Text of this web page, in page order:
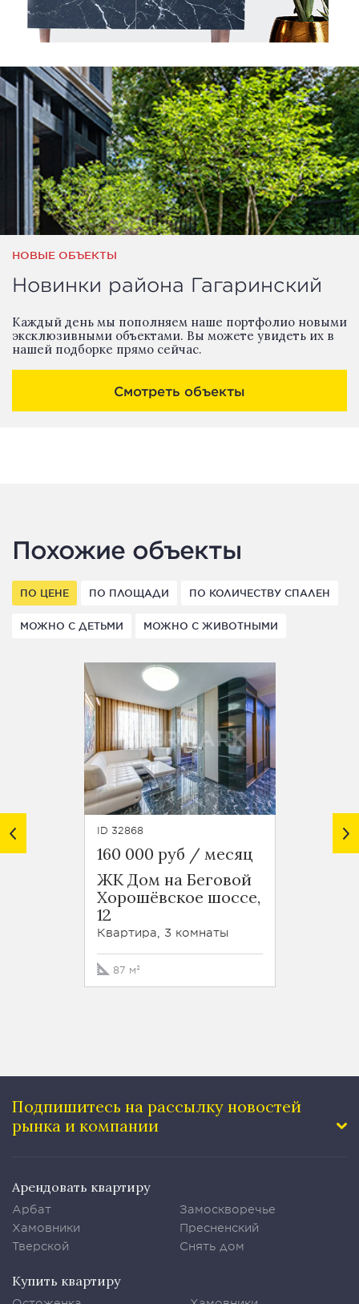
НОВЫЕ ОБЪЕКТЫ
Новинки района Гагаринский
Каждый день мы пополняем наше портфолио новыми
эксклюзивными объектами. Вы можете увидеть их в
нашей подборке прямо сейчас.
Смотреть объекты
Похожие объекты
ПО ЦЕНЕ ПО ПЛОЩАДИ ПО КОЛИЧЕСТВУ СПАЛЕН
МОЖНО С ДЕТЬМИ МОЖНО С ЖИВОТНЫМИ
ID 32868
160 000 руб / месяц
ЖК Дом на Беговой
Хорошёвское шоссе,
12
Квартира, 3 комнаты
87 м²
ID 47390
120
Подпишитесь на рассылку новостей
рынка и компании
Арендовать квартиру
Арбат
Хамовники
Тверской
Замоскворечье
Пресненский
Снять дом
Купить квартиру